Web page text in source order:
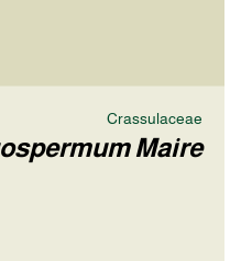
Crassulaceae
Maire